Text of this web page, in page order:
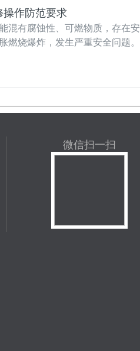
作防范要求
混有腐蚀性、可燃物质，存在
燃烧爆炸，发生严重安全问题
微信扫一扫